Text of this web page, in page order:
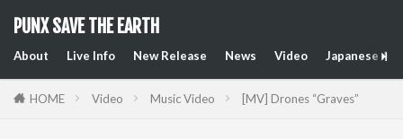
PUNX SAVE THE EARTH
About Live Info New Release News Video Japanese
HOME Video Music Video [MV] Drones “Graves”